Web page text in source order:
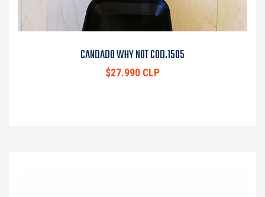
CANDADO WHY NOT COD.1505
$27.990 CLP